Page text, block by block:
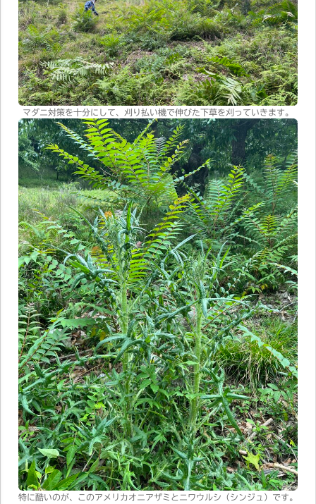
マダニ対策を十分にして、刈り払い機で伸びた下草を刈っていきます。
特に酷いのが、このアメリカオニアザミとニワウルシ（シンジュ）です。